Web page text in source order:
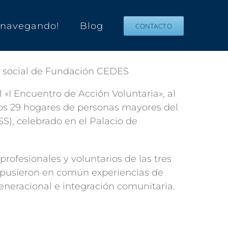
navegando! Blog CONTACTO
Encuentro de Acción Voluntaria», al
29 hogares de personas mayores del
celebrado en el Palacio de
y voluntarios de las tres
en común experiencias de
e integración comunitaria.